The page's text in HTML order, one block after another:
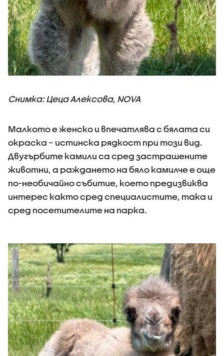
Снимка: Цеца Алексова, NOVA
Малкото е женско и впечатлява с бялата си
окраска – истинска рядкост при този вид.
Двугърбите камили са сред застрашените
животни, а раждането на бяло камилче е още
по-необичайно събитие, което предизвиква
интерес както сред специалистите, така и
сред посетителите на парка.